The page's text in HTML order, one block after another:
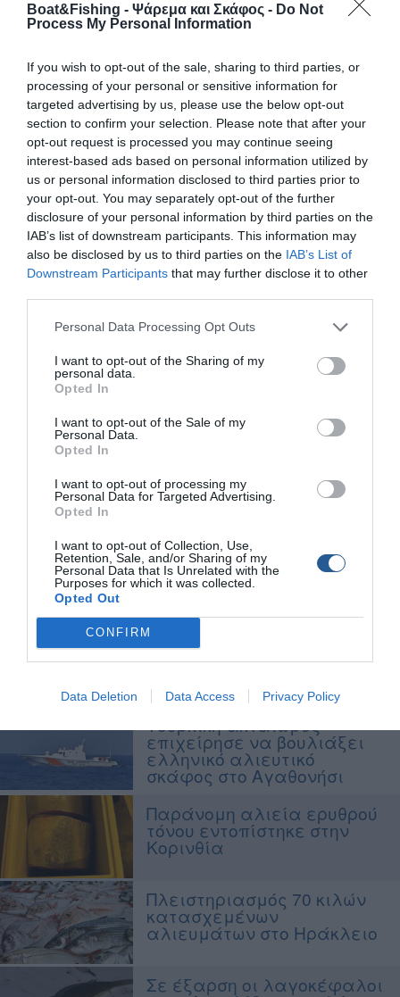
Boat&Fishing - Ψάρεμα και Σκάφος - Do Not
Process My Personal Information
If you wish to opt-out of the sale, sharing to third parties, or
processing of your personal or sensitive information for
targeted advertising by us, please use the below opt-out
section to confirm your selection. Please note that after your
opt-out request is processed you may continue seeing
interest-based ads based on personal information utilized by
us or personal information disclosed to third parties prior to
your opt-out. You may separately opt-out of the further
disclosure of your personal information by third parties on the
IAB’s list of downstream participants. This information may
also be disclosed by us to third parties on the IAB’s List of
Downstream Participants that may further disclose it to other
Personal Data Processing Opt Outs
I want to opt-out of the Sharing of my
personal data.
Opted In
I want to opt-out of the Sale of my
Personal Data.
Opted In
I want to opt-out of processing my
Personal Data for Targeted Advertising.
Opted In
I want to opt-out of Collection, Use,
Retention, Sale, and/or Sharing of my
Personal Data that Is Unrelated with the
Purposes for which it was collected.
Opted Out
CONFIRM
Data Deletion Data Access Privacy Policy
Η Ισπανία αυξάνει τις
βλέμμα των Βρυξελλών
Η Μεσόγειος ξαναγεμίζει
με ερυθρό τόνο
«Πράσινο φως» για
οστρακοαλιεία στην
Καλλονή
Κατάσχεση ενός τόνου
μυδιών από παράνομη
μυδοκαλλιέργεια στη
Χαλάστρα
Αντιμέτωπος με καρχαρία
Αμβρακικό με τρατάκι:
Κατασχέθηκαν 32 κιλά
Χρ. Κέλλας στο Thessaloniki
Boat & Fishing Show 2025:
«Δίκαιο και βιώσιμο
Μέχρι 31 Οκτωβρίου οι
αιτήσεις για άδειες
Τουρκική ακταιωρός
επιχείρησε να βουλιάξει
ελληνικό αλιευτικό
σκάφος στο Αγαθονήσι
Παράνομη αλιεία ερυθρού
τόνου εντοπίστηκε στην
Κορινθία
Πλειστηριασμός 70 κιλών
κατασχεμένων
αλιευμάτων στο Ηράκλειο
Σε έξαρση οι λαγοκέφαλοι